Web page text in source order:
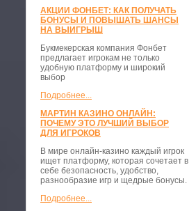
АКЦИИ ФОНБЕТ: КАК ПОЛУЧАТЬ
БОНУСЫ И ПОВЫШАТЬ ШАНСЫ
НА ВЫИГРЫШ
Букмекерская компания Фонбет
предлагает игрокам не только
удобную платформу и широкий
выбор
Подробнее...
МАРТИН КАЗИНО ОНЛАЙН:
ПОЧЕМУ ЭТО ЛУЧШИЙ ВЫБОР
ДЛЯ ИГРОКОВ
В мире онлайн-казино каждый игрок
ищет платформу, которая сочетает в
себе безопасность, удобство,
разнообразие игр и щедрые бонусы.
Подробнее...